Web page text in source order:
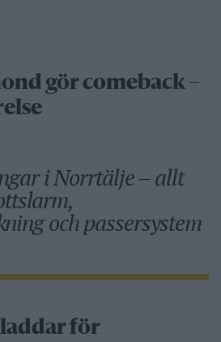
gör comeback –
i Norrtälje – allt
och passersystem
för